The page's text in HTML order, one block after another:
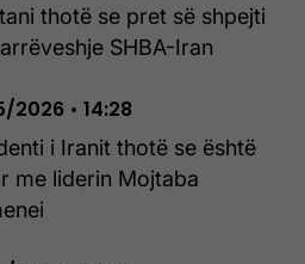
thotë se pret së shpejti
SHBA-Iran
2026 • 14:28
i Iranit thotë se është
me liderin Mojtaba